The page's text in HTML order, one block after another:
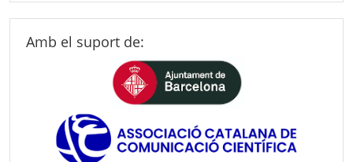
Amb el suport de: